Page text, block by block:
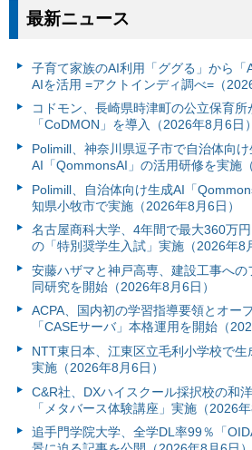
最新ニュース
子育て家族のAI利用「ググる」から「
AIを活用 =アクトインディ調べ=（
コドモン、長崎県時津町の公立保育所
「CoDMON」を導入（2026年8月6日）
Polimill、神奈川県逗子市で自治体向け
AI「QommonsAI」の活用研修を実施
Polimill、自治体向け生成AI「
知県小牧市で実施（2026年8月6日）
名古屋商科大学、4年間で最大360万
の「特別奨学生入試」実施（2026年8
安藤ハザマと神戸高専、建設工事へ
同研究を開始（2026年8月6日）
ACPA、国内初の学習指導要領とオー
「CASEサーバ」本格運用を開始（
NTT東日本、江東区立毛利小学校で生
実施（2026年8月6日）
C&R社、DXハイスクール採択校の和
「メタバース体験講座」実施（2026年
追手門学院大学、全学DL率99％「